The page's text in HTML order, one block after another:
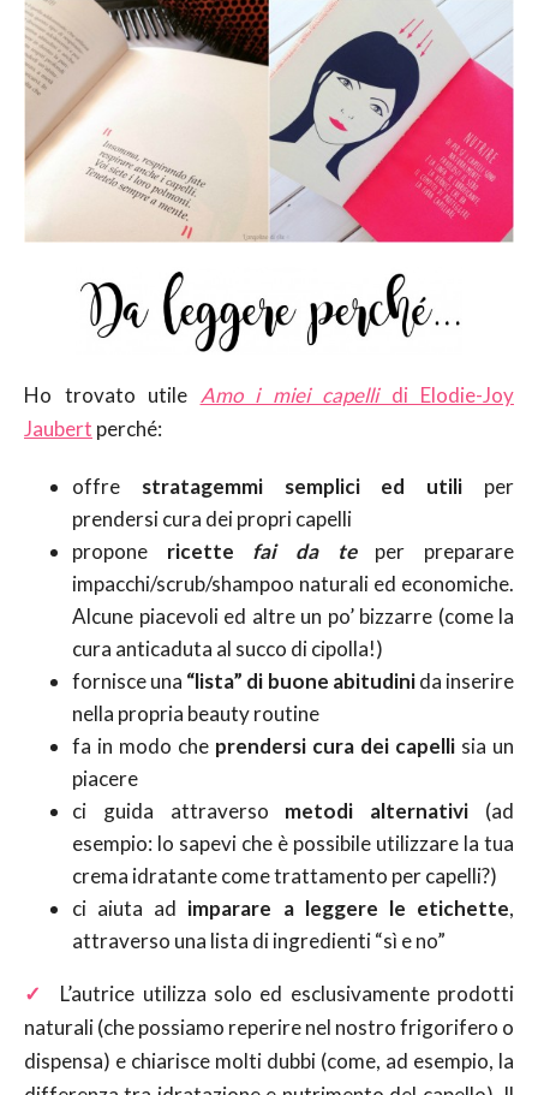
Ho trovato utile Amo i miei capellidi Elodie-Joy
Jaubert perché:
offre stratagemmi semplici ed utili per
prendersi cura dei propri capelli
propone ricette fai da teper preparare
impacchi/scrub/shampoo naturali ed economiche.
Alcune piacevoli ed altre un po’ bizzarre (come la
cura anticaduta al succo di cipolla!)
fornisce una “lista” di buone abitudinida inserire
nella propria beauty routine
fa in modo che prendersi cura dei capelli sia un
piacere
ci guida attraverso metodi alternativi (ad
esempio: lo sapevi che è possibile utilizzare la tua
crema idratante come trattamento per capelli?)
ci aiuta ad imparare a leggere le etichette,
attraverso una lista di ingredienti “sì e no”
✓
L’autrice utilizza solo ed esclusivamente prodotti
naturali (che possiamo reperire nel nostro frigorifero o
dispensa) e chiarisce molti dubbi (come, ad esempio, la